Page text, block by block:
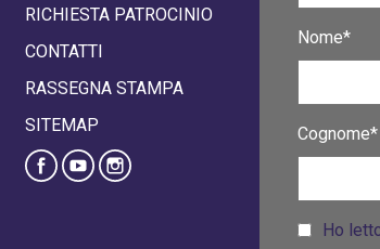
RICHIESTA PATROCINIO
CONTATTI
RASSEGNA STAMPA
SITEMAP
Nome*
Cognome*
Ho